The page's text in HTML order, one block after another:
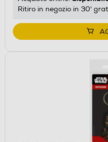
Ritiro in negozio in 30'